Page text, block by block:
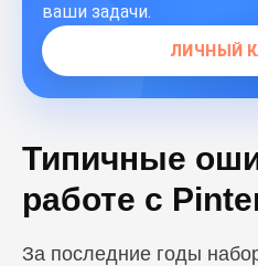
ваши задачи.
ЛИЧНЫЙ
Типичные
работе с
За последние годы